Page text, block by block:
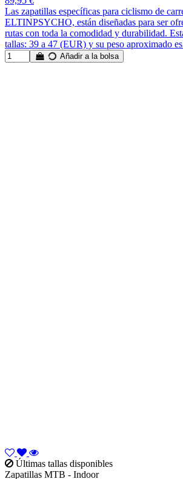
Las zapatillas específicas para ciclismo de
ELTINPSYCHO, están diseñadas para ser
rutas con toda la comodidad y durabilidad.
tallas: 39 a 47 (EUR) y su peso aproximado
Añadir a la bolsa
Últimas tallas disponibles
Zapatillas MTB - Indoor